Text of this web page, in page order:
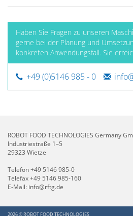
Haben Sie Fragen zu unseren
gerne bei der Planung und
konkreten Anwendungsfall. Sie
+49 (0)5146 985 - 0
ROBOT FOOD TECHNOLOGIES Germany
Industriestraße 1–5
29323 Wietze
Telefon+49 5146 985-0
Telefax +49 5146 985-160
E-Mail: info@rftg.de
2026 © ROBOT FOOD TECHNOLOGIES